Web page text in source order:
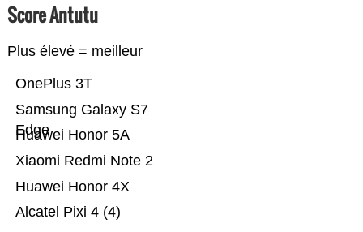
Score Antutu
Plus élevé = meilleur
Alcatel Pixi 4 (4)
Huawei Honor 4X
Xiaomi Redmi Note 2
Huawei Honor 5A
Samsung Galaxy S7
Edge
OnePlus 3T